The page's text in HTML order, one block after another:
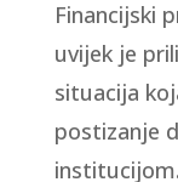
Financijski
uvijek je
situacija
postizanje